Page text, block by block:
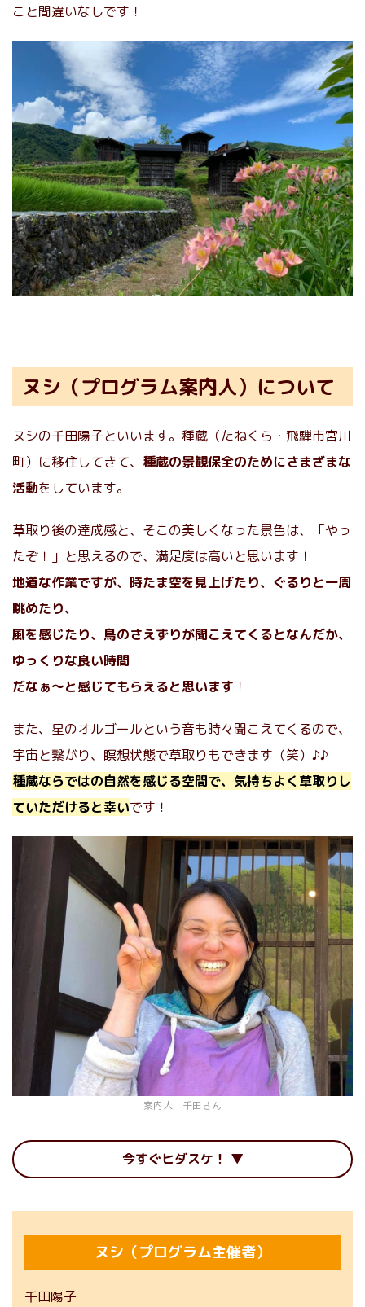
こと間違いなしです！
ヌシ（プログラム案内人）について
ヌシの千田陽子といいます。種蔵（たねくら・飛騨市宮川
町）に移住してきて、 種蔵の景観保全のためにさまざまな
活動をしています。
草取り後の達成感と、そこの美しくなった景色は、「やっ
たぞ！」と思えるので、満足度は高いと思います！
地道な作業ですが、時たま空を見上げたり、ぐるりと一周
眺めたり、
風を感じたり、鳥のさえずりが聞こえてくるとなんだか、
ゆっくりな良い時間
だなぁ～と感じてもらえると思います ！
また、星のオルゴールという音も時々聞こえてくるので、
宇宙と繋がり、瞑想状態で草取りもできます（笑）♪♪
種蔵ならではの自然を感じる空間で、気持ちよく草取りし
ていただけると幸いです！
案内人 千田さん
今すぐヒダスケ！
ヌシ（プログラム主催者）
千田陽子